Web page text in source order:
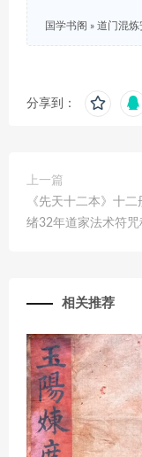
国学书阁 » 道门混炼
分享到：
上一篇
《先天十二本》十
绪32年道家法术符咒
相关推荐